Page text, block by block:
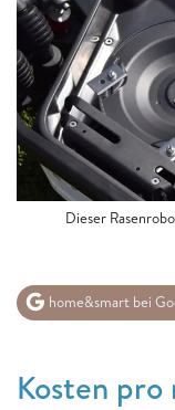
Dieser
home&smart bei
Kosten pro